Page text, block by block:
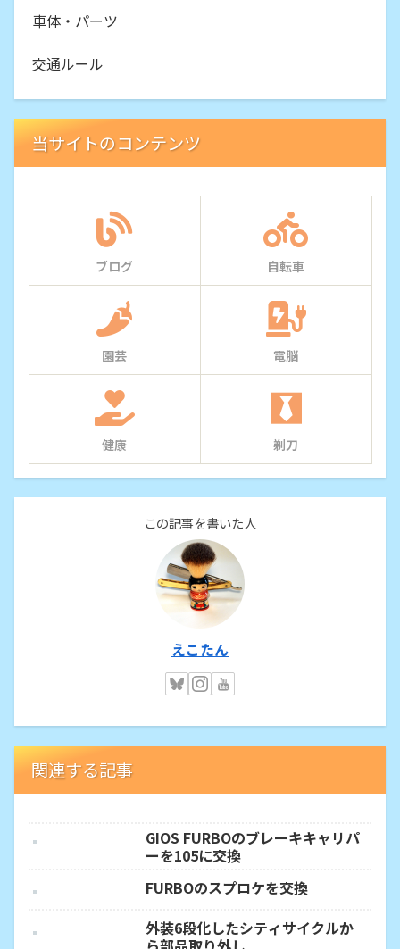
車体・パーツ
交通ルール
当サイトのコンテンツ
ブログ 自転車
園芸 電脳
健康 剃刀
この記事を書いた人
えこたん
関連する記事
GIOS FURBOのブレーキキャリパ
ーを105に交換
FURBOのスプロケを交換
外装6段化したシティサイクルか